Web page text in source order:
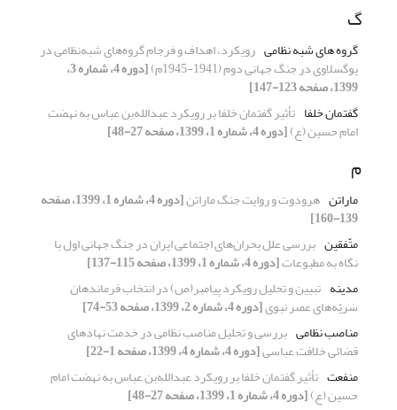
گ
گروه­ های شبه­ نظامی رویکرد، اهداف و فرجام گروه‌های شبه‌نظامی در
یوگسلاوی در جنگ جهانی دوم (1941-1945م) [دوره 4، شماره 3،
1399، صفحه 123-147]
گفتمان خلفا تأثیر گفتمان خلفا بر رویکرد عبدالله‌بن عباس به نهضت
امام حسین (ع)[دوره 4، شماره 1، 1399، صفحه 27-48]
م
ماراتن هرودوت و روایت جنگ ماراتن [دوره 4، شماره 1، 1399، صفحه
139-160]
متّفقین بررسی علل بحران‌های اجتماعی ایران در جنگ جهانی اول با
نگاه به مطبوعات[دوره 4، شماره 1، 1399، صفحه 115-137]
مدینه تبیین و تحلیل رویکرد پیامبر(ص) در انتخاب فرماندهان
سَریّه‌های عصر نبوی[دوره 4، شماره 2، 1399، صفحه 53-74]
مناصب نظامی بررسی و تحلیل مناصب نظامی در خدمت نهادهای
قضائی خلافت عباسی[دوره 4، شماره 4، 1399، صفحه 1-22]
منفعت تأثیر گفتمان خلفا بر رویکرد عبدالله‌بن عباس به نهضت امام
حسین (ع)[دوره 4، شماره 1، 1399، صفحه 27-48]